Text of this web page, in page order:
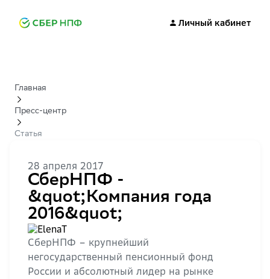
Личный кабинет
Главная
Пресс-центр
Статья
28 апреля 2017
СберНПФ -
&quot;Компания года
2016&quot;
СберНПФ – крупнейший
негосударственный пенсионный фонд
России и абсолютный лидер на рынке